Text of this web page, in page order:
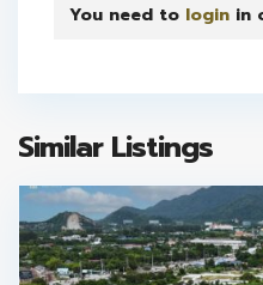
You need to login in
Similar Listings